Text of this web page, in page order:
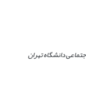
دانشگاه تهران